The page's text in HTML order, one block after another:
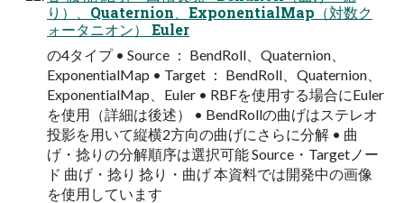
り）、Quaternion、ExponentialMap（対数ク
ォータニオン） Euler
の4タイプ • Source ： BendRoll、Quaternion、
ExponentialMap • Target ： BendRoll、Quaternion、
ExponentialMap、Euler • RBFを使用する場合にEuler
を使用（詳細は後述） • BendRollの曲げはステレオ
投影を用いて縦横2方向の曲げにさらに分解 • 曲
げ・捻りの分解順序は選択可能 Source・Targetノー
ド 曲げ・捻り 捻り・曲げ 本資料では開発中の画像
を使用しています